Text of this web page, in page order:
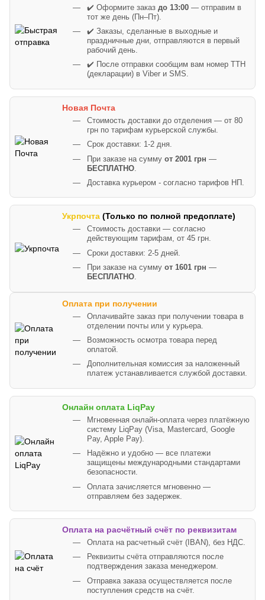
✔️ Оформите заказ до 13:00 — отправим в
тот же день (Пн–Пт).
✔️ Заказы, сделанные в выходные и
праздничные дни, отправляются в первый
рабочий день.
✔️ После отправки сообщим вам номер ТТН
(декларации) в Viber и SMS.
Новая Почта
Стоимость доставки до отделения — от 80
грн по тарифам курьерской службы.
Срок доставки: 1-2 дня.
При заказе на сумму от 2001 грн —
БЕСПЛАТНО
Доставка курьером - согласно тарифов НП.
Укрпочта (Только по полной предоплате)
Стоимость доставки — согласно
действующим тарифам, от 45 грн.
Сроки доставки: 2-5 дней.
При заказе на сумму от 1601 грн —
БЕСПЛАТНО.
Оплата при получении
Оплачивайте заказ при получении товара в
отделении почты или у курьера.
Возможность осмотра товара перед
оплатой.
Дополнительная комиссия за наложенный
платеж устанавливается службой доставки.
Онлайн оплата LiqPay
Мгновенная онлайн-оплата через платёжную
систему LiqPay (Visa, Mastercard, Google
Pay, Apple Pay).
Надёжно и удобно — все платежи
защищены международными стандартами
безопасности.
Оплата зачисляется мгновенно —
отправляем без задержек.
Оплата на расчётный счёт по реквизитам
Оплата на расчетный счёт (IBAN), без НДС.
Реквизиты счёта отправляются после
подтверждения заказа менеджером.
Отправка заказа осуществляется после
поступления средств на счёт.